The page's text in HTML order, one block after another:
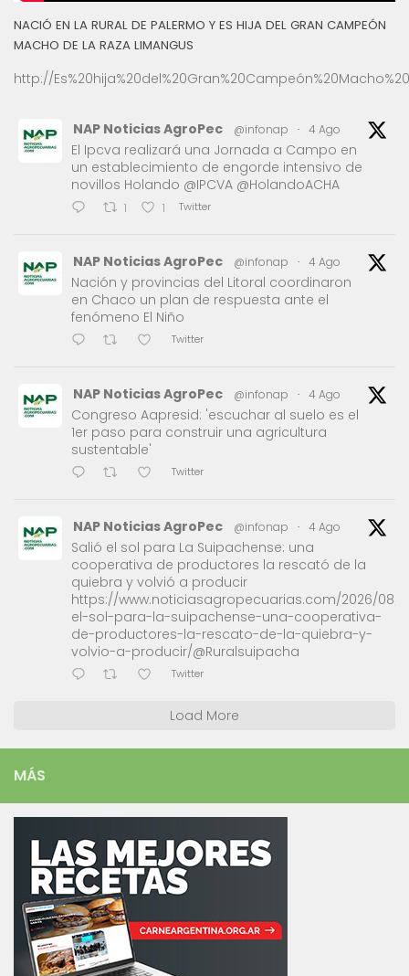
NACIÓ EN LA RURAL DE PALERMO Y ES HIJA DEL GRAN CAMPEÓN
MACHO DE LA RAZA LIMANGUS
http://
NAP Noticias AgroPec @infonap · 4 Ago
El Ipcva realizará una Jornada a Campo en
un establecimiento de engorde intensivo de
novillos Holando @IPCVA @HolandoACHA
1 1 Twitter
NAP Noticias AgroPec @infonap · 4 Ago
Nación y provincias del Litoral coordinaron
en Chaco un plan de respuesta ante el
fenómeno El Niño
Twitter
NAP Noticias AgroPec @infonap · 4 Ago
Congreso Aapresid: 'escuchar al suelo es el
1er paso para construir una agricultura
sustentable'
Twitter
NAP Noticias AgroPec @infonap · 4 Ago
Salió el sol para La Suipachense: una
cooperativa de productores la rescató de la
quiebra y volvió a producir
https://www.noticiasagropecuarias.com/2026/08/
el-sol-para-la-suipachense-una-cooperativa-
de-productores-la-rescato-de-la-quiebra-y-
volvio-a-producir/@Ruralsuipacha
Twitter
Load More
MÁS